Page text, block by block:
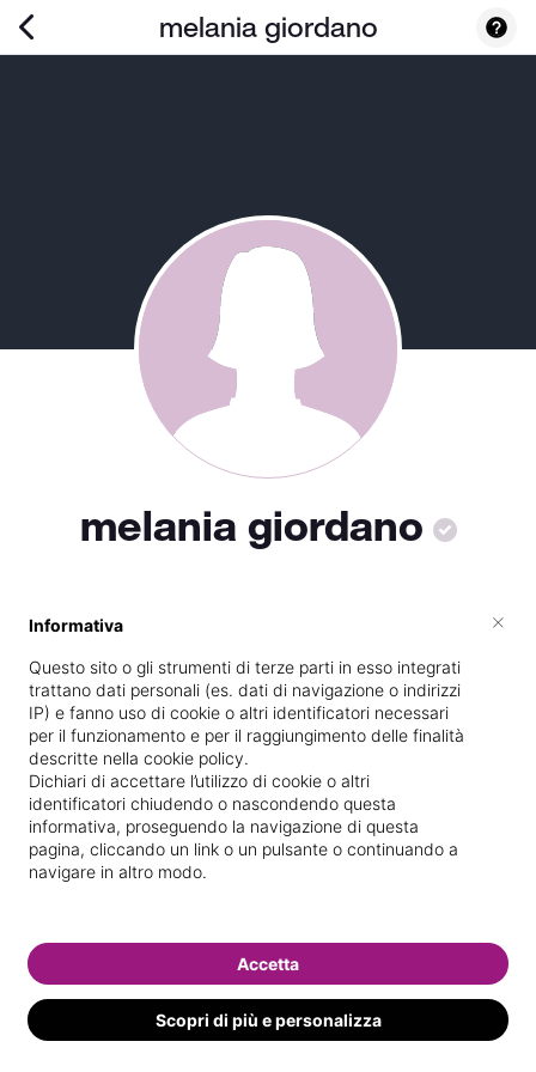
melania giordano
melania giordano
Specializzata inTrattamenti corpo
Vedi le informazioni di melania
Informativa
Questo sito o gli strumenti di terze parti in esso integrati
trattano dati personali (es. dati di navigazione o indirizzi
IP) e fanno uso di cookie o altri identificatori necessari
per il funzionamento e per il raggiungimento delle finalità
descritte nella cookie policy.
Dichiari di accettare l’utilizzo di cookie o altri
identificatori chiudendo o nascondendo questa
informativa, proseguendo la navigazione di questa
pagina, cliccando un link o un pulsante o continuando a
navigare in altro modo.
Scopri di più e personalizza
Accetta
×